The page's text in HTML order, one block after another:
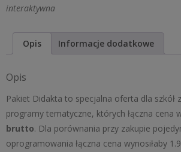
interaktywna
Opis Informacje dodatkowe
Opis
Pakiet Didakta to specjalna oferta dla szkół
programy tematyczne, których łączna cena
brutto. Dla porównania przy zakupie
oprogramowania łączna cena wynosiłaby